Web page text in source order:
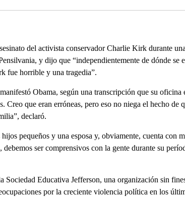
del activista conservador Charlie Kirk durante
y dijo que “independientemente de dónde se
fue horrible y una tragedia”.
Obama, según una transcripción que su oficina
Creo que eran erróneas, pero eso no niega el hecho de
declaró.
pequeños y una esposa y, obviamente, cuenta con
ser comprensivos con la gente durante su
Sociedad Educativa Jefferson, una organización sin
por la creciente violencia política en los